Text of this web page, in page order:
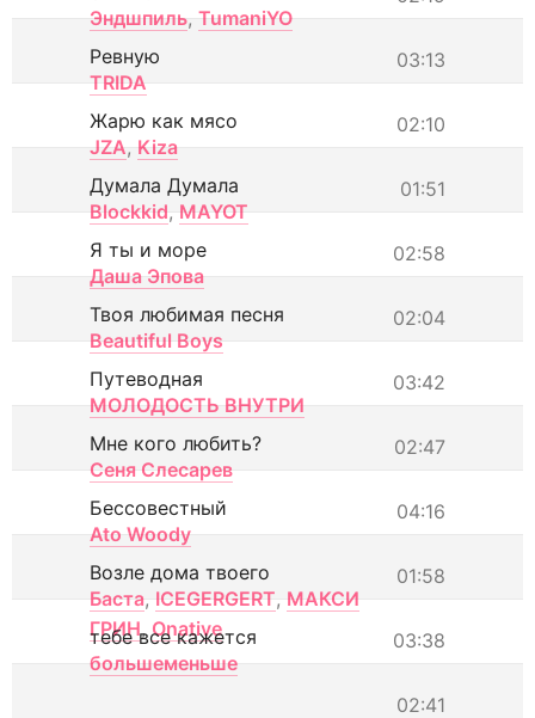
Эндшпиль, TumaniYO
03:13
Ревную
TRIDA
02:10
Жарю как мясо
JZA, Kiza
01:51
Думала Думала
Blockkid, MAYOT
02:58
Я ты и море
Даша Эпова
02:04
Твоя любимая песня
Beautiful Boys
03:42
Путеводная
МОЛОДОСТЬ ВНУТРИ
02:47
Мне кого любить?
Сеня Слесарев
04:16
Бессовестный
Ato Woody
01:58
Возле дома твоего
Баста, ICEGERGERT, МАКСИ
ГРИН, Onative 03:38
тебе все кажется
большеменьше
02:41